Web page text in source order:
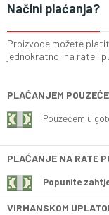
Načini plaćanja?
Proizvode možete
jednokratno, na rate i
PLAĆANJEM
Pouzećem u
PLAĆANJE NA RATE
Popunite
VIRMANSKOM